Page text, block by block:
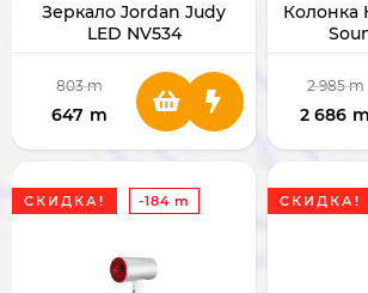
Зеркало Jordan Judy
LED NV534
803 m
647 m
Колонка
2 985 m
2 686 m
СКИДКА! -184 m СКИДКА!